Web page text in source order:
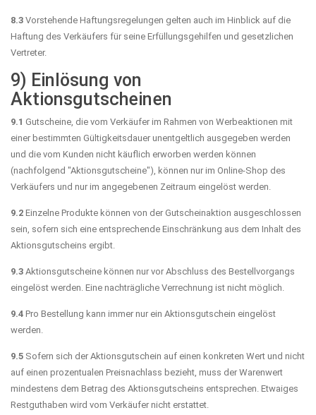
8.3 Vorstehende Haftungsregelungen gelten auch im Hinblick auf die
Haftung des Verkäufers für seine Erfüllungsgehilfen und gesetzlichen
Vertreter.
9) Einlösung von
Aktionsgutscheinen
9.1 Gutscheine, die vom Verkäufer im Rahmen von Werbeaktionen mit
einer bestimmten Gültigkeitsdauer unentgeltlich ausgegeben werden
und die vom Kunden nicht käuflich erworben werden können
(nachfolgend "Aktionsgutscheine"), können nur im Online-Shop des
Verkäufers und nur im angegebenen Zeitraum eingelöst werden.
9.2 Einzelne Produkte können von der Gutscheinaktion ausgeschlossen
sein, sofern sich eine entsprechende Einschränkung aus dem Inhalt des
Aktionsgutscheins ergibt.
9.3 Aktionsgutscheine können nur vor Abschluss des Bestellvorgangs
eingelöst werden. Eine nachträgliche Verrechnung ist nicht möglich.
9.4 Pro Bestellung kann immer nur ein Aktionsgutschein eingelöst
werden.
9.5 Sofern sich der Aktionsgutschein auf einen konkreten Wert und nicht
auf einen prozentualen Preisnachlass bezieht, muss der Warenwert
mindestens dem Betrag des Aktionsgutscheins entsprechen. Etwaiges
Restguthaben wird vom Verkäufer nicht erstattet.